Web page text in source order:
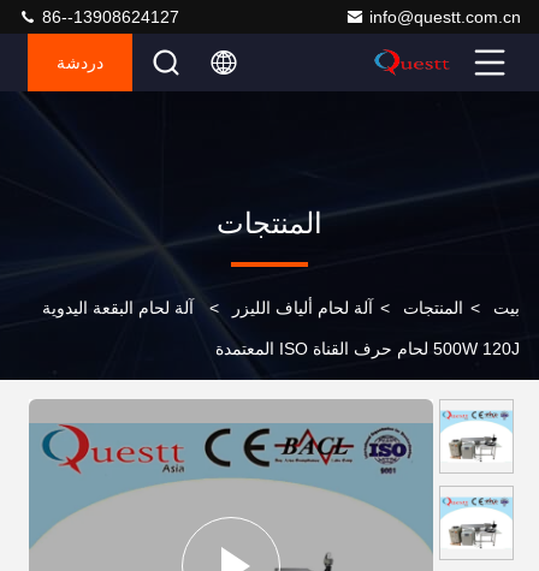
info@questt.com.cn
86--13908624127
دردشة
المنتجات
بيت > المنتجات > آلة لحام ألياف الليزر > آلة لحام البقعة اليدوية
500W 120J لحام حرف القناة ISO المعتمدة